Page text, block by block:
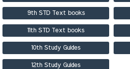
9th STD Text books
11th STD Text books
10th Study Guides
12th Study Guides